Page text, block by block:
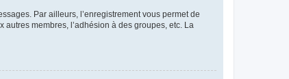
Par ailleurs, l’enregistrement vous permet de
membres, l’adhésion à des groupes, etc. La